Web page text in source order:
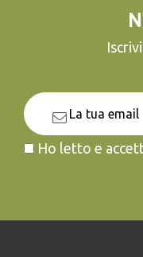
Ho letto e